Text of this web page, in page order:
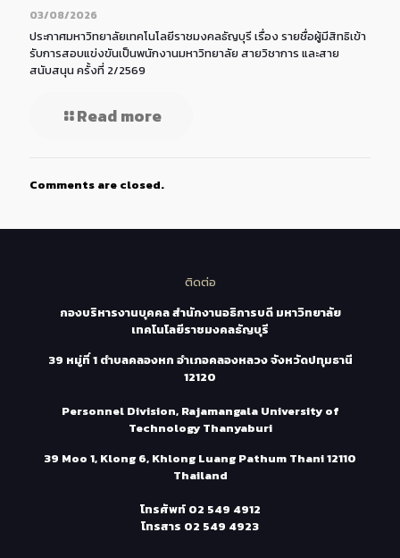
03/08/2026
ประกาศมหาวิทยาลัยเทคโนโลยีราชมงคลธัญบุรี เรื่อง รายชื่อผู้มีสิทธิเข้า
รับการสอบแข่งขันเป็นพนักงานมหาวิทยาลัย สายวิชาการ และสาย
สนับสนุน ครั้งที่ 2/2569
Read more
Comments are closed.
ติดต่อ
กองบริหารงานบุคคล สำนักงานอธิการบดี มหาวิทยาลัย
เทคโนโลยีราชมงคลธัญบุรี
39 หมู่ที่ 1 ตำบลคลองหก อำเภอคลองหลวง จังหวัดปทุมธานี
12120
Personnel Division, Rajamangala University of
Technology Thanyaburi
39 Moo 1, Klong 6, Khlong Luang Pathum Thani 12110
Thailand
โทรศัพท์ 02 549 4912
โทรสาร 02 549 4923